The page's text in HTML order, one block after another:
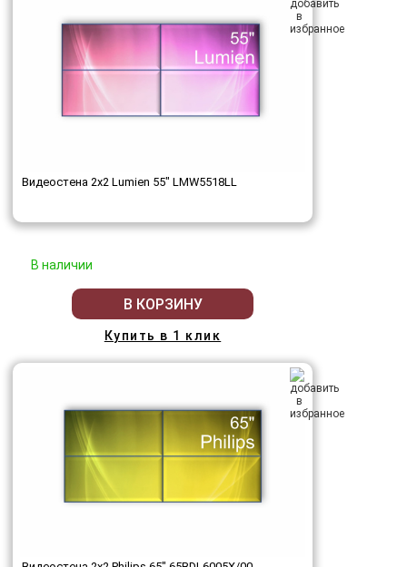
Видеостена 2x2 Lumien 55" LMW5518LL
В наличии
В КОРЗИНУ
Купить в 1 клик